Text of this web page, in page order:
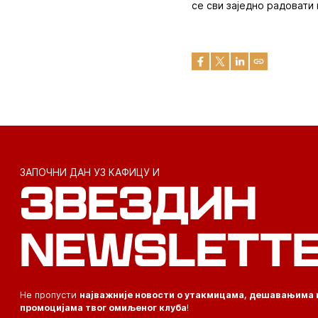
се сви заједно
ЗАПОЧНИ ДАН УЗ КАФИЦУ И
ЗВЕЗДИН
Не пропусти најважније новости о утакмицама, дешавањима
промоцијама твог омиљеног клуба!